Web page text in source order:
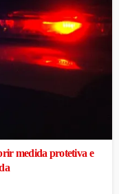
medida protetiva e